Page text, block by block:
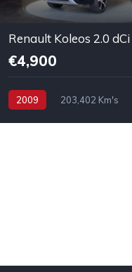
€4,900
2009 203,402 Km's